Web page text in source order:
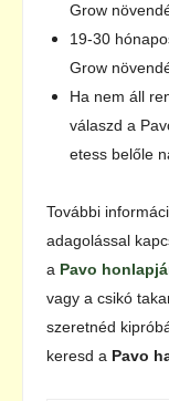
Grow
19-30
Grow
Ha nem áll
válaszd a
etess belőle
További
adagolással
a Pavo
vagy a csikó
szeretnéd
keresd a Pavo